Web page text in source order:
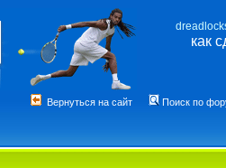
как
Вернуться на сайт Поиск по